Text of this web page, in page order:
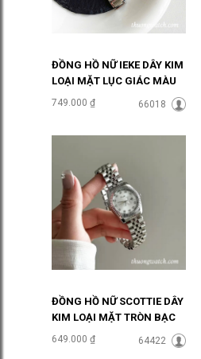
ĐỒNG HỒ NỮ IEKE DÂY KIM
LOẠI MẶT LỤC GIÁC MÀU
XÁM ĐHĐ48502
749.000 ₫ 66018
ĐỒNG HỒ NỮ SCOTTIE DÂY
KIM LOẠI MẶT TRÒN BẠC
SANG CHẢNH ĐHĐ46905
649.000 ₫ 64422